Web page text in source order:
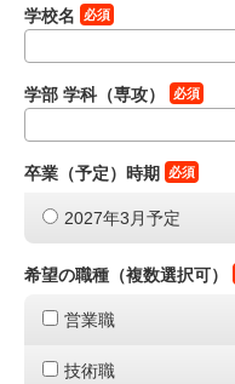
学校名 必須
学部 学科（専攻） 必須
卒業（予定）時期 必須
2027年3月予定
希望の職種（複数選択可）
営業職
技術職